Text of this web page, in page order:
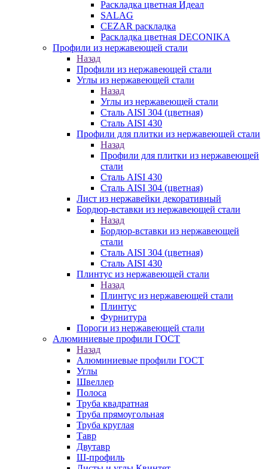
Раскладка цветная Идеал
SALAG
CEZAR раскладка
Раскладка цветная DECONIKA
Профили из нержавеющей стали
Назад
Профили из нержавеющей стали
Углы из нержавеющей стали
Назад
Углы из нержавеющей стали
Сталь AISI 304 (цветная)
Сталь AISI 430
Профили для плитки из нержавеющей стали
Назад
Профили для плитки из нержавеющей
стали
Сталь AISI 430
Сталь AISI 304 (цветная)
Лист из нержавейки декоративный
Бордюр-вставки из нержавеющей стали
Назад
Бордюр-вставки из нержавеющей
стали
Сталь AISI 304 (цветная)
Сталь AISI 430
Плинтус из нержавеющей стали
Назад
Плинтус из нержавеющей стали
Плинтус
Фурнитура
Пороги из нержавеющей стали
Алюминиевые профили ГОСТ
Назад
Алюминиевые профили ГОСТ
Углы
Швеллер
Полоса
Труба квадратная
Труба прямоугольная
Труба круглая
Тавр
Двутавр
Ш-профиль